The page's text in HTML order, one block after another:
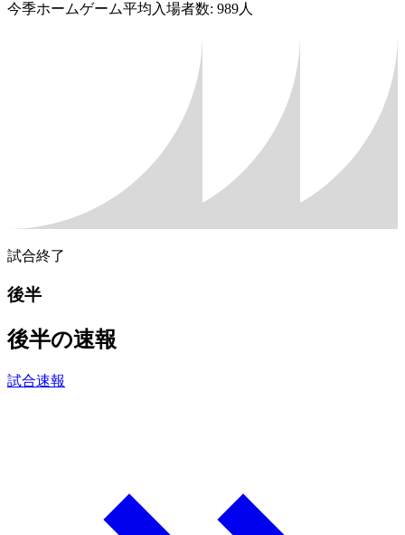
今季ホームゲーム平均入場者数: 989人
試合終了
後半
後半の速報
試合速報